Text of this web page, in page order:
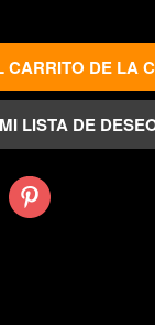
Pinterest